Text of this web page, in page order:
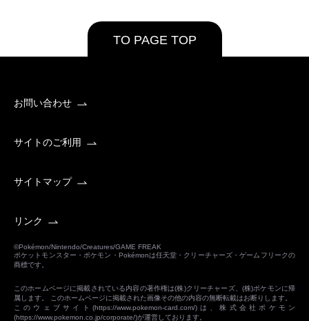
TO PAGE TOP
お問い合わせ
サイトのご利用
サイトマップ
リンク
©Pokémon/Nintendo/Creatures/GAME FREAK
ポケットモンスター・ポケモン・Pokémonは任天堂・クリーチャーズ・ゲームフリークの
商標です。
このホームページに掲載されている内容の著作権は(株)クリーチャーズ、(株)ポケモンに帰
属します。 このホームページに掲載された画像その他の内容の無断転載はお断りします。
このウェブサイト(https://www.pokemon-card.com/)は、株式会社ポケモン
(https://www.pokemon.co.jp/corporate/)が運営しております。